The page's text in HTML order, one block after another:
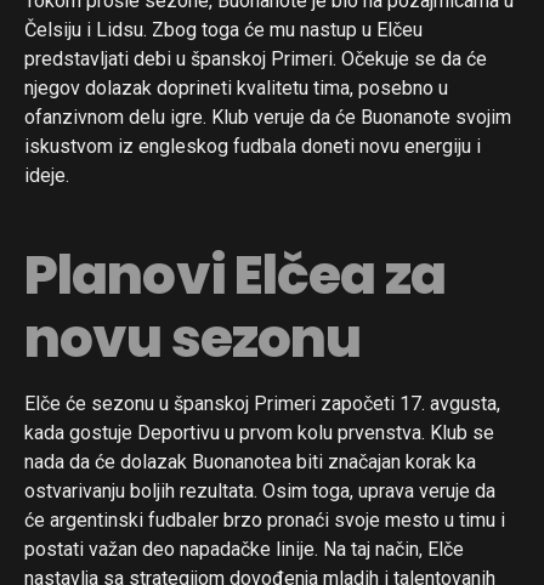
Čelsiju i Lidsu. Zbog toga će mu nastup u Elčeu
predstavljati debi u španskoj Primeri. Očekuje se da će
njegov dolazak doprineti kvalitetu tima, posebno u
ofanzivnom delu igre. Klub veruje da će Buonanote svojim
iskustvom iz engleskog fudbala doneti novu energiju i
ideje.
Planovi Elčea za
novu sezonu
Elče će sezonu u španskoj Primeri započeti 17. avgusta,
kada gostuje Deportivu u prvom kolu prvenstva. Klub se
nada da će dolazak Buonanotea biti značajan korak ka
ostvarivanju boljih rezultata. Osim toga, uprava veruje da
će argentinski fudbaler brzo pronaći svoje mesto u timu i
postati važan deo napadačke linije. Na taj način, Elče
nastavlja sa strategijom dovođenja mladih i talentovanih
Reddit
Pinterest
Whatsapp